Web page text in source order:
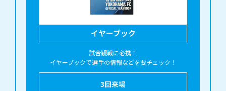
イヤーブック
試合観戦に必携！
イヤーブックで選手の情報などを要チェック！
3回来場